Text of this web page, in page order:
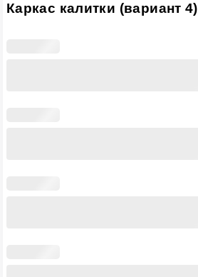
Каркас калитки (вариант 4)